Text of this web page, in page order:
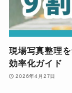
現場写真整理
効率化ガイド
2026年4月27日